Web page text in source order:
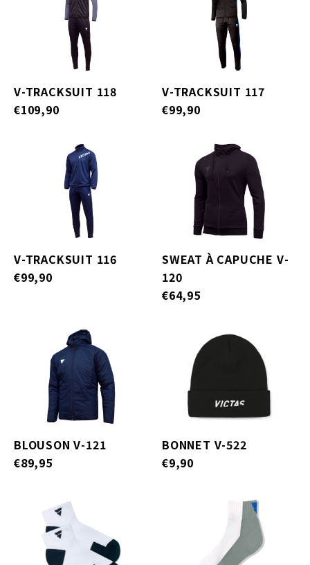
V-TRACKSUIT 118
€109,90
V-TRACKSUIT 117
€99,90
V-TRACKSUIT 116
€99,90
SWEAT À CAPUCHE V-
120
€64,95
BLOUSON V-121
€89,95
BONNET V-522
€9,90